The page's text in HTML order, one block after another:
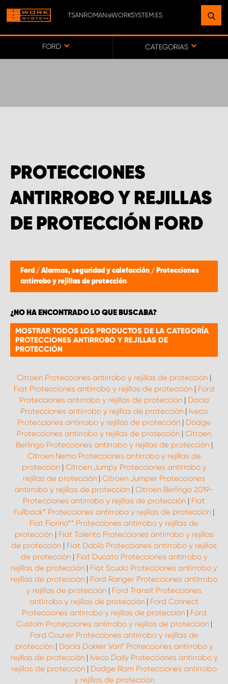
TSANROMAN@WORKSYSTEM.ES
FORD CATEGORIAS
PROTECCIONES
ANTIRROBO Y REJILLAS
DE PROTECCIÓN FORD
Ford / Alarmas, seguridad y calefacción / Protecciones
antirrobo y rejillas de protección
¿NO HA ENCONTRADO LO QUE BUSCABA?
MOSTRAR TODOS LOS PRODUCTOS DE LA CATEGORÍA
PROTECCIONES ANTIRROBO Y REJILLAS DE
PROTECCIÓN
Citroen Protecciones antirrobo y rejillas de protección |
Fiat Protecciones antirrobo y rejillas de protección | Ford
Protecciones antirrobo y rejillas de protección| Dacia
Protecciones antirrobo y rejillas de protección | Iveco
Protecciones antirrobo y rejillas de protección | Dodge
Protecciones antirrobo y rejillas de protección | Citroen
Berlingo Protecciones antirrobo y rejillas de protección|
Citroen Nemo Protecciones antirrobo y rejillas de
protección| Citroen Jumpy Protecciones antirrobo y
rejillas de protección | Citroen Jumper Protecciones
antirrobo y rejillas de protección | Citroen Berlingo 2019-
Protecciones antirrobo y rejillas de protección | Fiat
Fullback* Protecciones antirrobo y rejillas de protección |
Fiat Fiorino** Protecciones antirrobo y rejillas de
protección| Fiat Talento Protecciones antirrobo y rejillas
de protección | Fiat Doblò Protecciones antirrobo y rejillas
de protección| Fiat Ducato Protecciones antirrobo y
rejillas de protección | Fiat Scudo Protecciones antirrobo y
rejillas de protección | Ford Ranger Protecciones antirrobo
y rejillas de protección | Ford Transit Protecciones
antirrobo y rejillas de protección | Ford Connect
Protecciones antirrobo y rejillas de protección| Ford
Custom Protecciones antirrobo y rejillas de protección|
Ford Courier Protecciones antirrobo y rejillas de
protección| Dacia Dokker Van* Protecciones antirrobo y
rejillas de protección| Iveco Daily Protecciones antirrobo y
rejillas de protección | Dodge Ram Protecciones antirrobo
y rejillas de protección
ENCUENTRE UNA INSTALACIÓN
CERCA DE USTED